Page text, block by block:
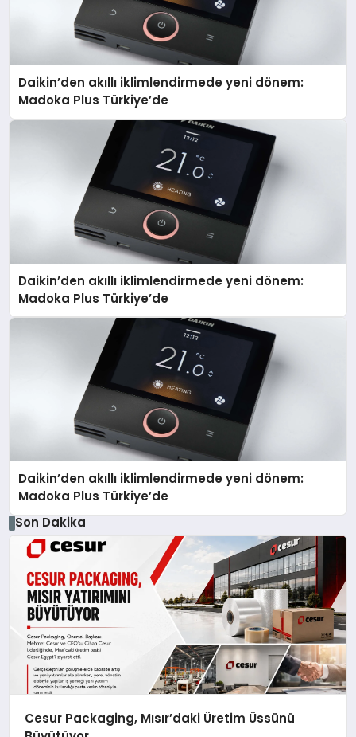
Daikin’den akıllı iklimlendirmede yeni dönem:
Madoka Plus Türkiye’de
Daikin’den akıllı iklimlendirmede yeni dönem:
Madoka Plus Türkiye’de
Daikin’den akıllı iklimlendirmede yeni dönem:
Madoka Plus Türkiye’de
Son Dakika
Cesur Packaging, Mısır’daki Üretim Üssünü